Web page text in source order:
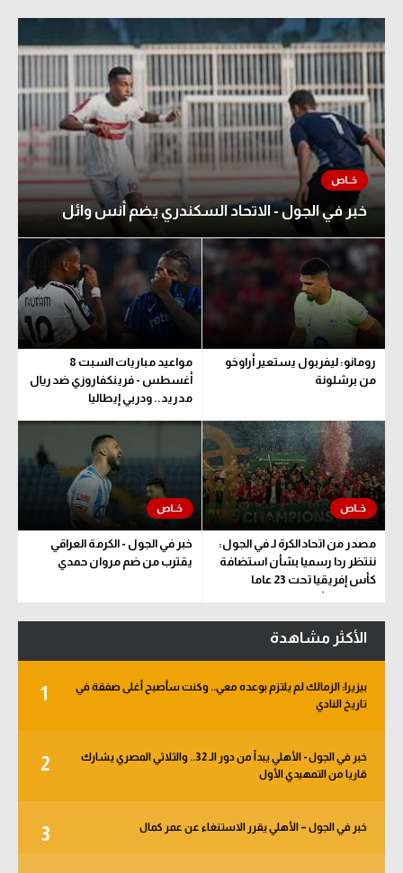
خبر في الجول - الاتحاد السكندري يضم أنس وائل
رومانو: ليفربول يستعير أراوخو
من برشلونة
مواعيد مباريات السبت 8
أغسطس - فرينكفاروزي ضد ريال
مدريد.. ودربي إيطاليا
مصدر من اتحاد الكرة لـ في الجول:
ننتظر ردا رسميا بشأن استضافة
كأس إفريقيا تحت 23 عاما
خبر في الجول - الكرمة العراقي
يقترب من ضم مروان حمدي
الأكثر مشاهدة
1
بيزيرا: الزمالك لم يلتزم بوعده معي.. وكنت سأصبح أغلى صفقة في
تاريخ النادي
2
خبر في الجول - الأهلي يبدأ من دور الـ 32.. والثلاثي المصري يشارك
قاريا من التمهيدي الأول
3 خبر في الجول – الأهلي يقرر الاستنغاء عن عمر كمال